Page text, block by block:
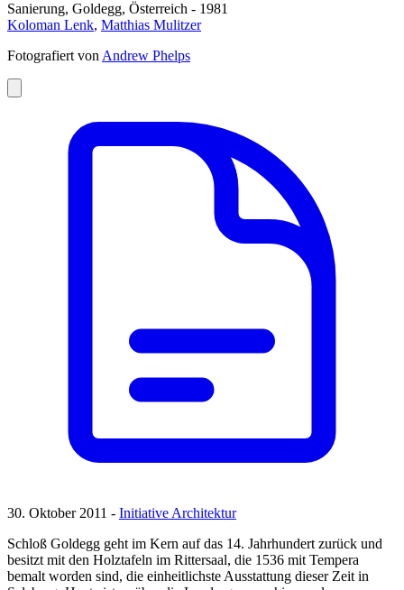
Sanierung, Goldegg, Österreich - 1981
Koloman Lenk, Matthias Mulitzer
Fotografiert vonAndrew Phelps
30. Oktober 2011 - Initiative Architektur
Schloß Goldegg geht im Kern auf das 14. Jahrhundert zurück und
besitzt mit den Holztafeln im Rittersaal, die 1536 mit Tempera
bemalt worden sind, die einheitlichste Ausstattung dieser Zeit in